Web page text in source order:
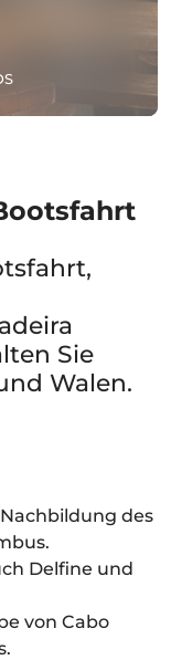
Sie
Walen.
des
Delfine und
von Cabo